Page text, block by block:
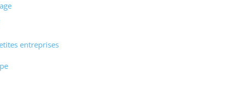
entreprises